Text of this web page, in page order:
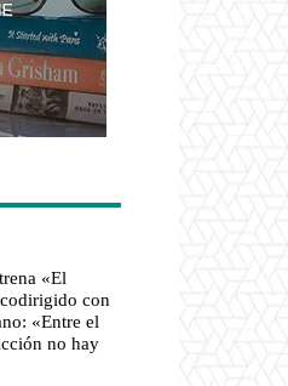
«El
con
«Entre el
no hay